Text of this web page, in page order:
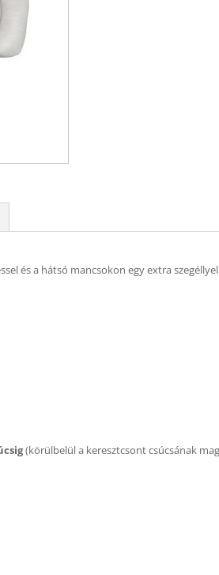
és a hátsó mancsokon egy extra
(körülbelül a keresztcsont csúcsának